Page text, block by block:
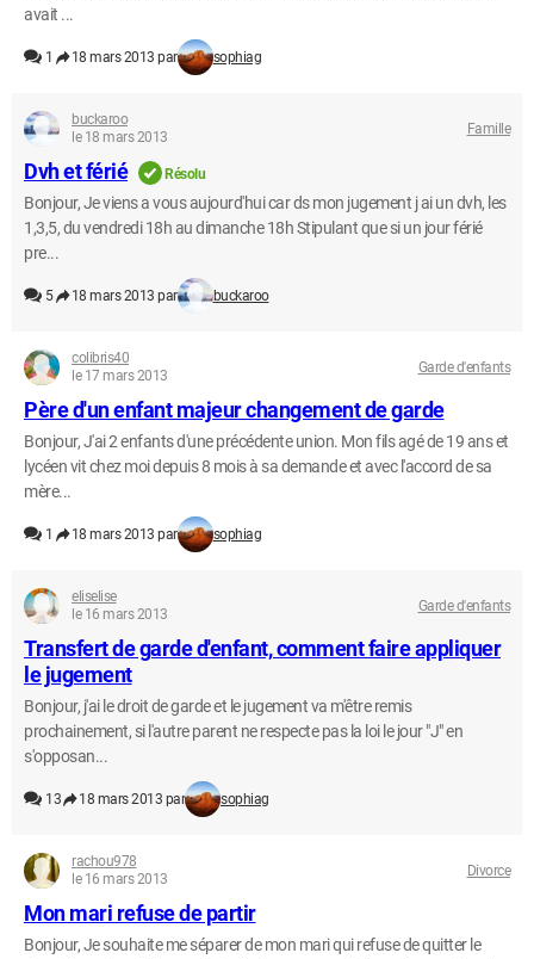
avait ...
1 18 mars 2013 par sophiag
buckaroo
le 18 mars 2013
Famille
Dvh et férié Résolu
Bonjour, Je viens a vous aujourd'hui car ds mon jugement j ai un dvh, les
1,3,5, du vendredi 18h au dimanche 18h Stipulant que si un jour férié
pre...
5 18 mars 2013 par buckaroo
colibris40
le 17 mars 2013
Garde d'enfants
Père d'un enfant majeur changement de garde
Bonjour, J'ai 2 enfants d'une précédente union. Mon fils agé de 19 ans et
lycéen vit chez moi depuis 8 mois à sa demande et avec l'accord de sa
mère...
1 18 mars 2013 par sophiag
eliselise
le 16 mars 2013
Garde d'enfants
Transfert de garde d'enfant, comment faire appliquer
le jugement
Bonjour, j'ai le droit de garde et le jugement va m'être remis
prochainement, si l'autre parent ne respecte pas la loi le jour "J" en
s'opposan...
13 18 mars 2013 par sophiag
rachou978
le 16 mars 2013
Divorce
Mon mari refuse de partir
Bonjour, Je souhaite me séparer de mon mari qui refuse de quitter le